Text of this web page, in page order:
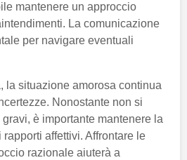
mantenere un approccio
La comunicazione
per navigare eventuali
la situazione amorosa continua
Nonostante non si
è importante mantenere la
rapporti affettivi. Affrontare le
razionale aiuterà a